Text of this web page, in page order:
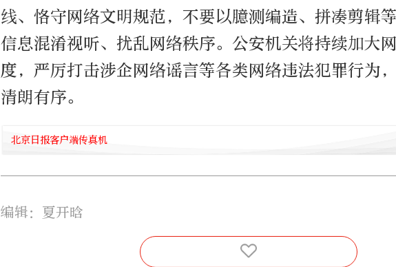
线、恪守网络文明规范，不要以臆测编造、拼凑剪辑
信息混淆视听、扰乱网络秩序。公安机关将持续加大
度，严厉打击涉企网络谣言等各类网络违法犯罪行为
清朗有序。
北京日报客户端传真机
编辑：夏开晗